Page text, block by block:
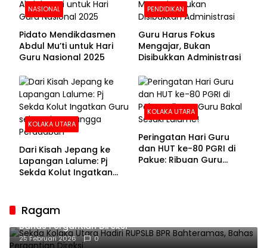
NASIONAL
Pidato Mendikdasmen
Abdul Mu’ti untuk Hari
Guru Nasional 2025
PENDIDIKAN
Guru Harus Fokus
Mengajar, Bukan
Disibukkan Administrasi
KOLAKA UTARA
Dari Kisah Jepang ke
Lapangan Lalume: Pj
Sekda Kolut Ingatkan
KOLAKA UTARA
Peringatan Hari Guru
dan HUT ke-80 PGRI di
Pakue: Ribuan Guru
Ragam
Sekda Kolaka Utara Hadiri RUPSLB BPR Bahteramas,
Bahas Pergantian Direksi
25 Februari 2026 0